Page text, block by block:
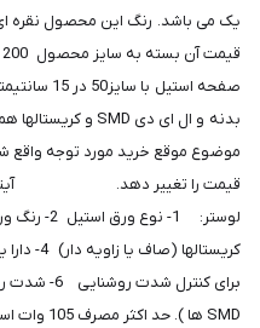
یک می باشد. رنگ این محصول نقره
صفحه
موضوع موقع خرید مورد توجه واقع
قیمت را تغییر دهد. آیتمهای
برای کنترل
SMD ها ). حد اکثر مصرف 105 وات است.